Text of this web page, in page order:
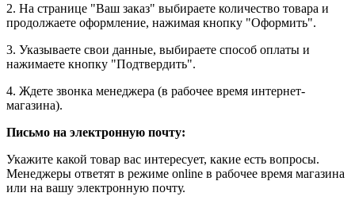
2. На странице "Ваш заказ" выбираете количество товара и
продолжаете оформление, нажимая кнопку "Оформить".
3. Указываете свои данные, выбираете способ оплаты и
нажимаете кнопку "Подтвердить".
4. Ждете звонка менеджера (в рабочее время интернет-
магазина).
Письмо на электронную почту:
Укажите какой товар вас интересует, какие есть вопросы.
Менеджеры ответят в режиме online в рабочее время магазина
или на вашу электронную почту.